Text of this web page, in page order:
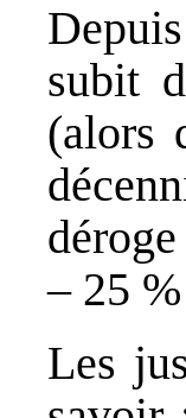
subit
(alors
– 25
Les